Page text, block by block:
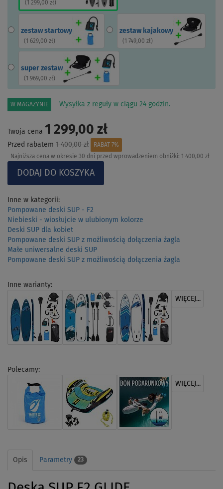
( 1 299,00 zł)
zestaw startowy
( 1 629,00 zł)
zestaw kajakowy
( 1 749,00 zł)
super zestaw
( 1 969,00 zł)
W MAGAZYNIE Wysyłka z reguły w ciągu 24 godzin.
Twoja cena 1 299,00 zł
Przed rabatem 1 400,00 zł
RABAT 7%
Najniższa cena w okresie 30 dni przed wprowadzeniem obniżki: 1 400,00 zł
Inne w kategorii:
Pompowane deski SUP - F2
Niebieski - wiosłujcie w ulubionym kolorze
Deski SUP dla kobiet
Pompowane deski SUP z możliwością dołączenia żagla
Małe uniwersalne deski SUP
Pompowane deski SUP z możliwością dołączenia żagla
Inne warianty:
WIĘCEJ...
Polecamy:
WIĘCEJ...
Opis Parametry 23